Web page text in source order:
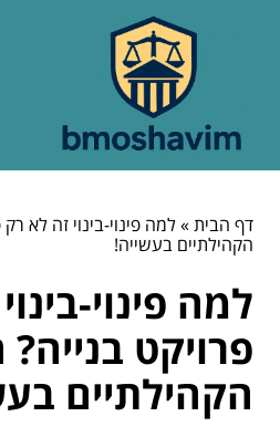
דף הבית»למה פינוי-בינוי זה לא רק
הקהילתיים בעשייה!
למה פינוי-
פרויקט
הקהילתיים